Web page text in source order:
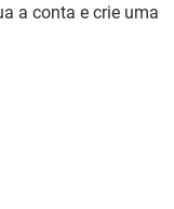
a conta e crie uma